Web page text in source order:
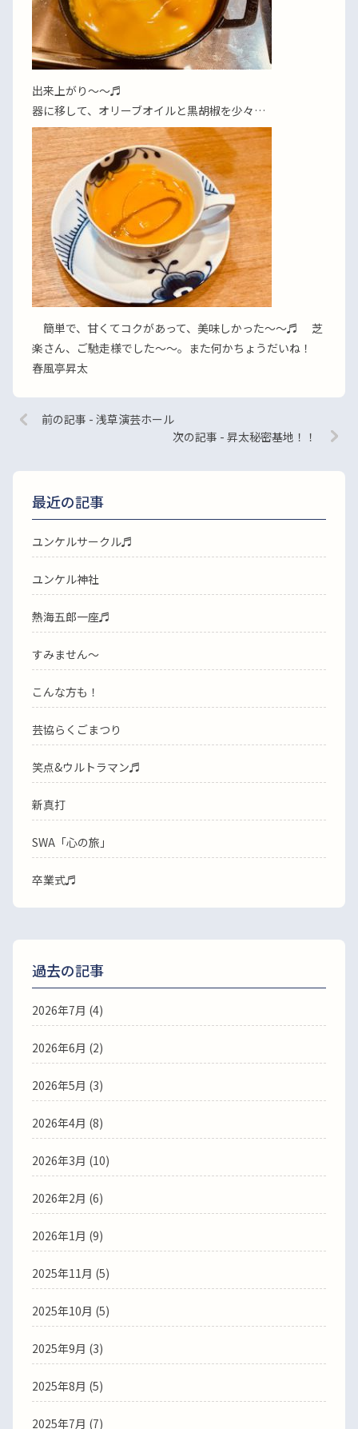
出来上がり〜〜♬
器に移して、オリーブオイルと黒胡椒を少々…
簡単で、甘くてコクがあって、美味しかった〜〜♬ 芝
楽さん、ご馳走様でした〜〜。また何かちょうだいね！
春風亭昇太
前の記事 - 浅草演芸ホール
次の記事 - 昇太秘密基地！！
最近の記事
ユンケルサークル♬
ユンケル神社
熱海五郎一座♬
すみません〜
こんな方も！
芸協らくごまつり
笑点&ウルトラマン♬
新真打
SWA「心の旅」
卒業式♬
過去の記事
2026年7月 (4)
2026年6月 (2)
2026年5月 (3)
2026年4月 (8)
2026年3月 (10)
2026年2月 (6)
2026年1月 (9)
2025年11月 (5)
2025年10月 (5)
2025年9月 (3)
2025年8月 (5)
2025年7月 (7)